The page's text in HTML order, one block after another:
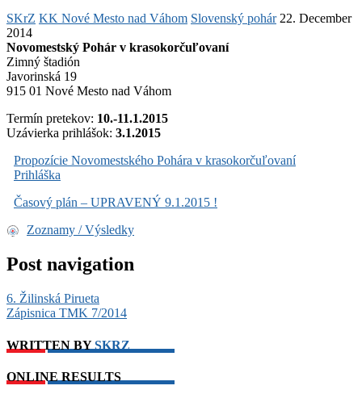
SKrZ KK Nové Mesto nad Váhom Slovenský pohár 22. December
2014
Novomestský Pohár v krasokorčuľovaní
Zimný štadión
Javorinská 19
915 01 Nové Mesto nad Váhom
Termín pretekov: 10.-11.1.2015
Uzávierka prihlášok: 3.1.2015
Propozície Novomestského Pohára v krasokorčuľovaní
Prihláška
Časový plán – UPRAVENÝ 9.1.2015 !
Zoznamy / Výsledky
Post navigation
6. Žilinská Pirueta
Zápisnica TMK 7/2014
WRITTEN BYSKRZ
ONLINE RESULTS